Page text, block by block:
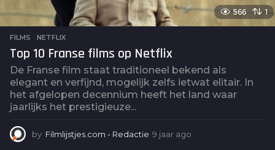
566 1
FILMS ,NETFLIX
Top 10 Franse films op Netflix
De Franse film staat traditioneel bekend als
elegant en verfijnd, mogelijk zelfs ietwat elitair. In
het afgelopen decennium heeft het land waar
jaarlijks het prestigieuze...
by Filmlijstjes.com - Redactie 9 jaar ago